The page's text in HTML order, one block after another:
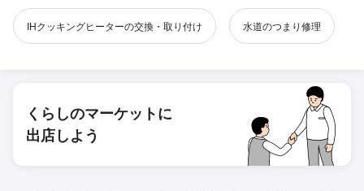
IHクッキングヒーターの交換・取り付け 水道のつまり修理
くらしのマーケットに
出店しよう